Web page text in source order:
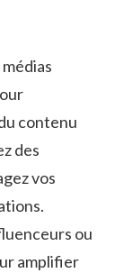
contenu
​des
vos
ou
amplifier